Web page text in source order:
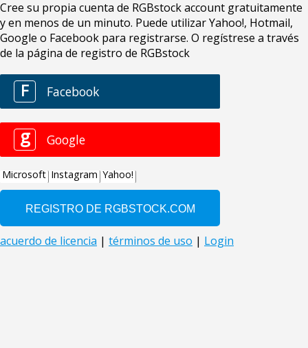
Cree su propia cuenta de RGBstock account gratuitamente
y en menos de un minuto. Puede utilizar Yahoo!, Hotmail,
Google o Facebook para registrarse. O regístrese a través
de la página de registro de RGBstock
F Facebook
g Google
Microsoft Instagram Yahoo!
acuerdo de licencia | términos de uso | Login